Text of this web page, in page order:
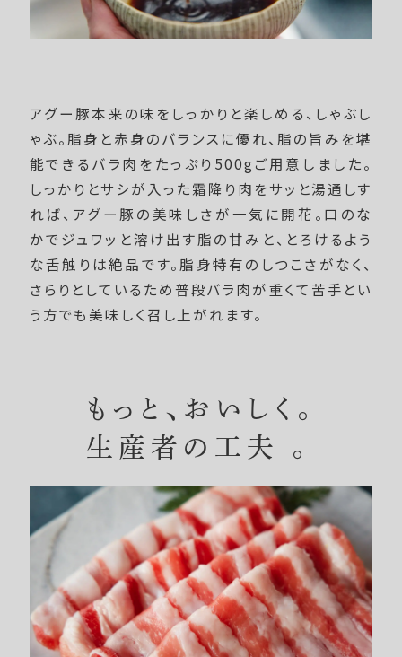
アグー豚本来の味をしっかりと楽しめる、しゃぶし
ゃぶ。脂身と赤身のバランスに優れ、脂の旨みを堪
能できるバラ肉をたっぷり500gご用意しました。
しっかりとサシが入った霜降り肉をサッと湯通しす
れば、アグー豚の美味しさが一気に開花。口のな
かでジュワッと溶け出す脂の甘みと、とろけるよう
な舌触りは絶品です。脂身特有のしつこさがなく、
さらりとしているため普段バラ肉が重くて苦手とい
う方でも美味しく召し上がれます。
もっと、おいしく。
生産者の工夫 。